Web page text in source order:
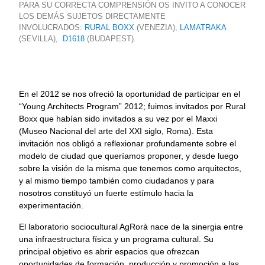
PARA SU CORRECTA COMPRENSIÓN OS INVITO A CONOCER
LOS DEMÁS SUJETOS DIRECTAMENTE
INVOLUCRADOS: RURAL BOXX (VENEZIA), LAMATRAKA
(SEVILLA),
D1618 (BUDAPEST).
En el 2012 se nos ofreció la oportunidad de participar en el
“Young Architects Program” 2012; fuimos invitados por Rural
Boxx que habían sido invitados a su vez por el Maxxi
(Museo Nacional del arte del XXI siglo, Roma). Esta
invitación nos obligó a reflexionar profundamente sobre el
modelo de ciudad que queríamos proponer, y desde luego
sobre la visión de la misma que tenemos como arquitectos,
y al mismo tiempo también como ciudadanos y para
nosotros constituyó un fuerte estímulo hacia la
experimentación.
El laboratorio sociocultural AgRorà nace de la sinergia entre
una infraestructura física y un programa cultural. Su
principal objetivo es abrir espacios que ofrezcan